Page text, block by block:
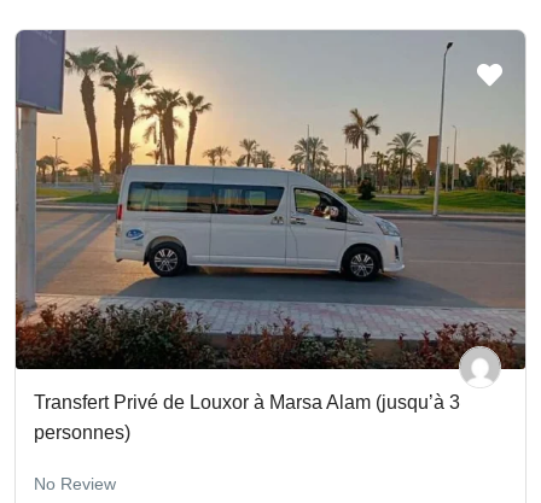
Transfert Privé de Louxor à Marsa Alam (jusqu’à 3
personnes)
No Review